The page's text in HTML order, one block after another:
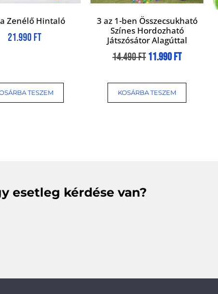
Zenélő Hintaló
21.990 Ft
TESZEM
3 az 1-ben Összecsukható
Színes Hordozható
Játszósátor Alagúttal
14.490Ft11.990Ft
KOSÁRBA TESZEM
esetleg kérdése van?